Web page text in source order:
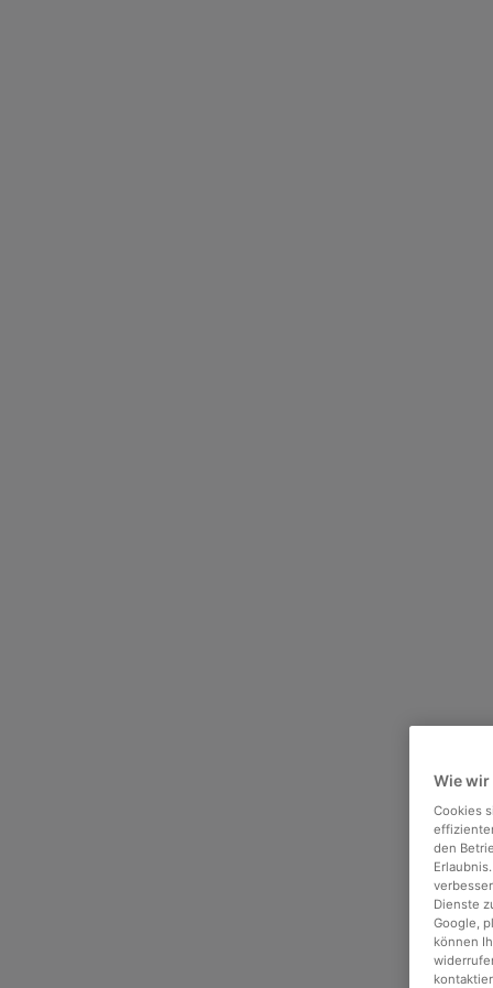
Wie
Cookies
den
Dienste
Google,
können